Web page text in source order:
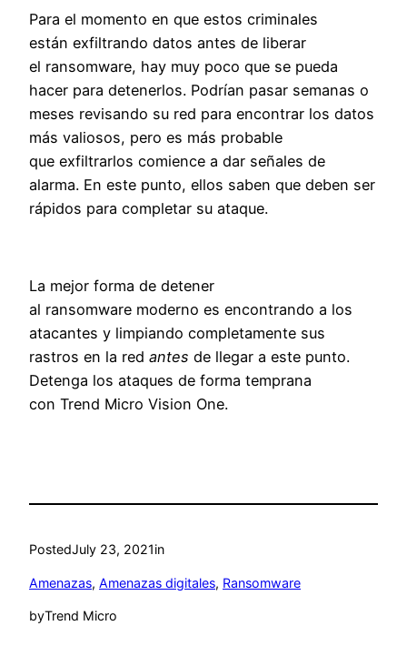
Para el momento en que estos criminales
están exfiltrando datos antes de liberar
el ransomware, hay muy poco que se pueda
hacer para detenerlos. Podrían pasar semanas o
meses revisando su red para encontrar los datos
más valiosos, pero es más probable
que exfiltrarlos comience a dar señales de
alarma. En este punto, ellos saben que deben ser
rápidos para completar su ataque.
La mejor forma de detener
al ransomware moderno es encontrando a los
atacantes y limpiando completamente sus
rastros en la red antes de llegar a este punto.
Detenga los ataques de forma temprana
con Trend Micro Vision One.
PostedJuly 23, 2021in
Amenazas, Amenazas digitales, Ransomware
byTrend Micro